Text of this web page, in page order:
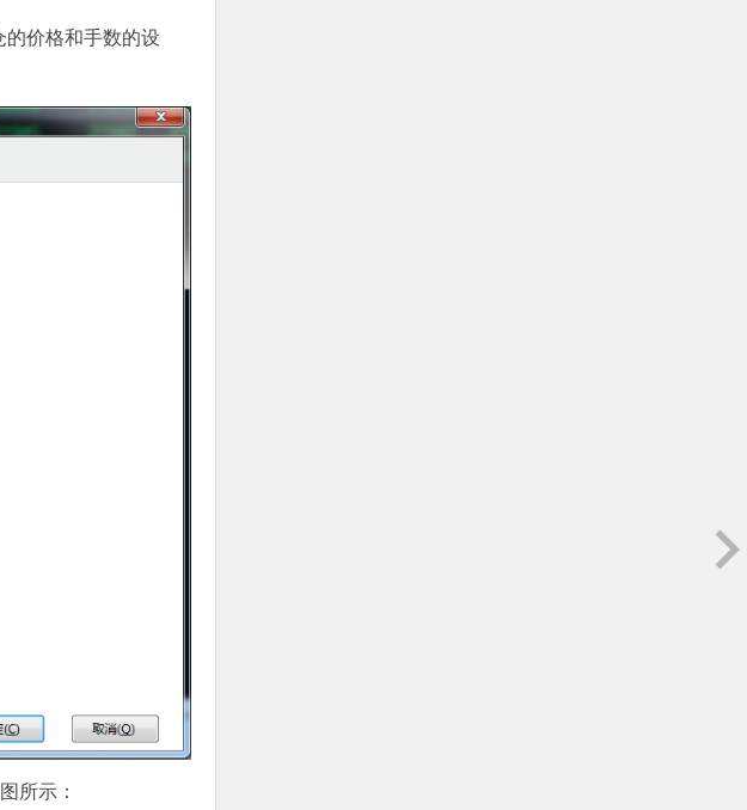
价格和手数的设
所示：